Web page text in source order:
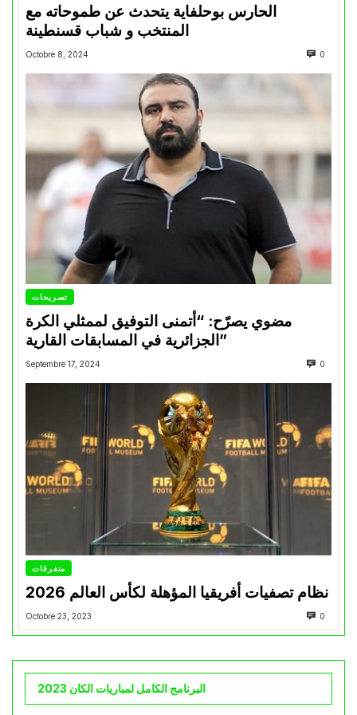
الحارس بوحلفاية يتحدث عن طموحاته مع
المنتخب و شباب قسنطينة
Octobre 8, 2024 0
تصريحات
مضوي يصرّح: “أتمنى التوفيق لممثلي الكرة
الجزائرية في المسابقات القارية”
Septembre 17, 2024 0
متفرقات
نظام تصفيات أفريقيا المؤهلة لكأس العالم 2026
Octobre 23, 2023 0
البرنامج الكامل لمباريات الكان 2023